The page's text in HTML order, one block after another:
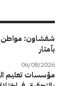
شفشاون:
بأمتار
06/08/2026
مؤسسات تعليم